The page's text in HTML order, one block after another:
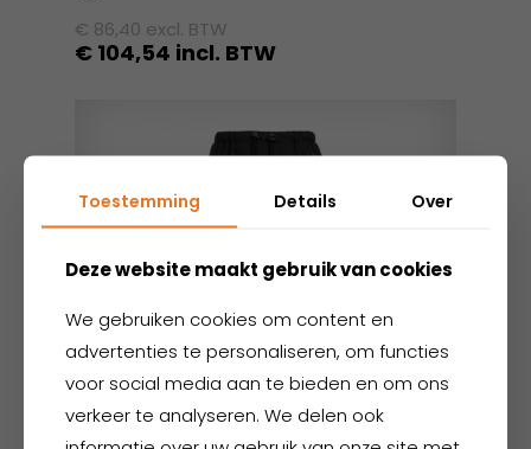
€ 86,40 excl. BTW
€ 104,54 incl. BTW
variaties.
Deze
optie
gekozen
worden
productpagina
Toestemming Details Over
Deze website maakt gebruik van cookies
We gebruiken cookies om content en
advertenties te personaliseren, om functies
voor social media aan te bieden en om ons
verkeer te analyseren. We delen ook